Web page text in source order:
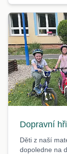
Dopravní
Děti z naší
dopoledne na